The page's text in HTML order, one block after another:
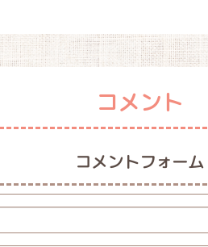
コメント
コメントフォーム